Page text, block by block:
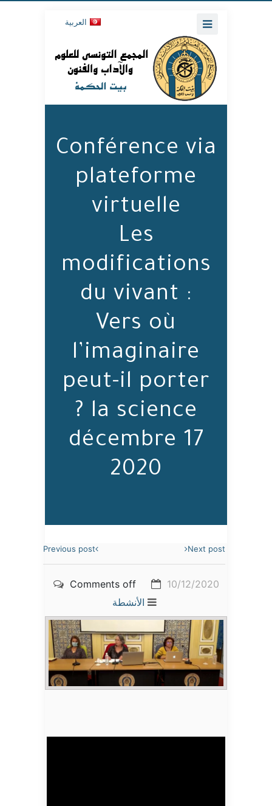
العربية
Conférence via
plateforme
virtuelle
Les
modifications
du vivant :
Vers où
l’imaginaire
peut-il porter
la science ?
17 décembre
2020
Previous post Next post
10/12/2020
Comments off
الأنشطة